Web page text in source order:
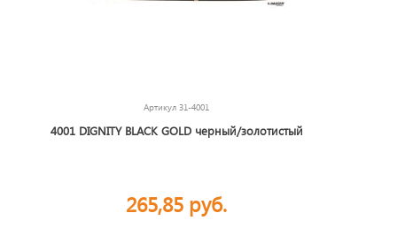
Артикул 31-4001
4001 DIGNITY BLACK GOLD черный/золотистый
265,85 руб.